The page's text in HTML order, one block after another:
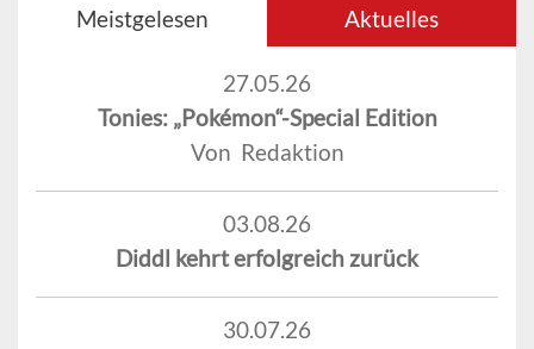
Meistgelesen Aktuelles
27.05.26
Tonies: „Pokémon“-Special Edition
Von Redaktion
03.08.26
Diddl kehrt erfolgreich zurück
30.07.26